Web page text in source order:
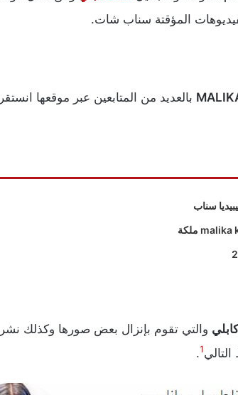
المؤقتة سناب شات.
سناب
جنسيتها وزوجها malika kabli ملكة
والتي تقوم بإنزال بعض صورها وكذلك
1
.